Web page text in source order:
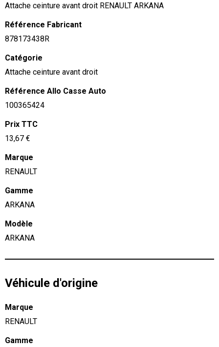
Attache ceinture avant droit RENAULT ARKANA
Référence Fabricant
878173438R
Catégorie
Attache ceinture avant droit
Référence Allo Casse Auto
100365424
Prix TTC
13,67 €
Marque
RENAULT
Gamme
ARKANA
Modèle
ARKANA
Véhicule d'origine
Marque
RENAULT
Gamme